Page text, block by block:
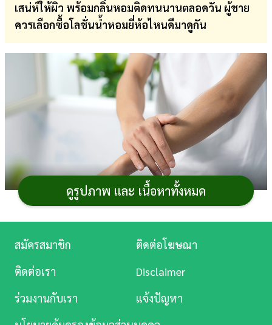
เสน่ห์ให้ผิว พร้อมกลิ่นหอมติดทนนานตลอดวัน ผู้ชาย
ควรเลือกซื้อโลชั่นน้ำหอมยี่ห้อไหนดีมาดูกัน
ในยุคที่ผู้ชายหันมาใส่ใจเรื่องภาพลักษณ์และการดูแล
ตัวเองมากขึ้น
หรือโลชั่นน้ำหอมสำหรับผู้ชายจึง
จะช่วยบำรุงผิวให้เนียนนุ่มแล้ว ยังช่วยเสริมบุคลิกด้วยกลิ่น
หอมที่เป็นเอกลักษณ์อีกด้วย โดยในวันนี้เราจะพาไปรู้จัก
โลชั่นน้ำหอมผู้ชาย
จากยี่ห้อต่าง ๆ ที่น่าสนใจกันว่ามีสูตร
ดูรูปภาพ และ เนื้อหาทั้งหมด
ผล
บอล
สด
บันเทิง
ดู
Music
สมัครสมาชิก
ติดต่อโฆษณา
ติดต่อเรา
Disclaimer
ร่วมงานกับเรา
แจ้งปัญหา